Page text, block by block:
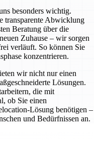
besonders wichtig.
transparente Abwicklung
Beratung über die
Zuhause – wir sorgen
verläuft. So können Sie
konzentrieren.
wir nicht nur einen
Lösungen.
die mit
ob Sie einen
Lösung benötigen –
und Bedürfnissen an.